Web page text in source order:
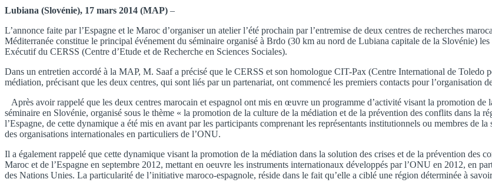
Lubiana (Slovénie), 17 mars 2014 (MAP) –
L’annonce faite par l’Espagne et le Maroc d’organiser un atelier l’été prochain par l’entremise de deux centres de recherches
Méditerranée constitue le principal événement du séminaire organisé à Brdo (30 km au nord de Lubiana capitale de la Slovénie)
Exécutif du CERSS (Centre d’Etude et de Recherche en Sciences Sociales).
Dans un entretien accordé à la MAP, M. Saaf a précisé que le CERSS et son homologue CIT-Pax (Centre International de Toledo
médiation, précisant que les deux centres, qui sont liés par un partenariat, ont commencé les premiers contacts pour l’organisation
Après avoir rappelé que les deux centres marocain et espagnol ont mis en œuvre un programme d’activité visant la promotion
séminaire en Slovénie, organisé sous le thème « la promotion de la culture de la médiation et de la prévention des conflits dans la
l’Espagne, de cette dynamique a été mis en avant par les participants comprenant les représentants institutionnels ou membres de
des organisations internationales en particuliers de l’ONU.
Il a également rappelé que cette dynamique visant la promotion de la médiation dans la solution des crises et de la prévention des
Maroc et de l’Espagne en septembre 2012, mettant en oeuvre les instruments internationaux développés par l’ONU en 2012, en
des Nations Unies. La particularité de l’initiative maroco-espagnole, réside dans le fait qu’elle a ciblé une région déterminée à